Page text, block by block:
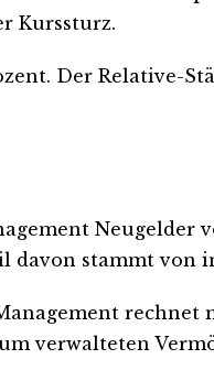
Kurssturz.
Der Relative-
Neugelder
davon stammt
rechnet
verwalteten